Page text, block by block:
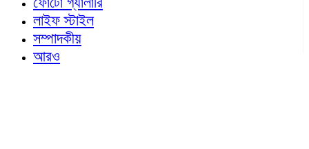
লাইফ স্টাইল
সম্পাদকীয়
আরও